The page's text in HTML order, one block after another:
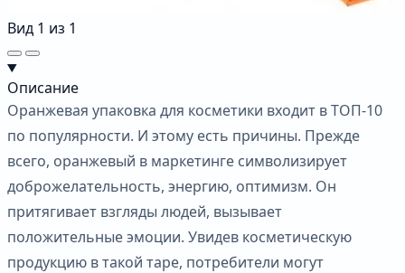
Вид 1 из 1
Описание
Оранжевая упаковка для косметики входит в ТОП-10
по популярности. И этому есть причины. Прежде
всего, оранжевый в маркетинге символизирует
доброжелательность, энергию, оптимизм. Он
притягивает взгляды людей, вызывает
положительные эмоции. Увидев косметическую
продукцию в такой таре, потребители могут